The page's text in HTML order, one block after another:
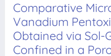
Comparative
Vanadium
Obtained via Sol-
Confined in a